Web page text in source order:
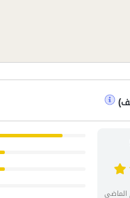
)
الماضي